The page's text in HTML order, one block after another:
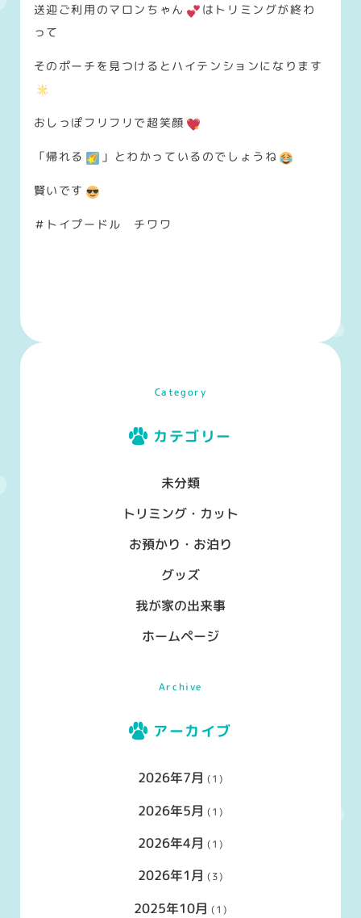
送迎ご利用のマロンちゃん
はトリミングが終わ
って
そのポーチを見つけるとハイテンションになります
おしっぽフリフリで超笑顔
「帰れる 」とわかっているのでしょうね
賢いです
＃トイプードル チワワ
Category
カテゴリー
未分類
トリミング・カット
お預かり・お泊り
グッズ
我が家の出来事
ホームページ
Archive
アーカイブ
2026年7月 (1)
2026年5月 (1)
2026年4月 (1)
2026年1月 (3)
2025年10月 (1)